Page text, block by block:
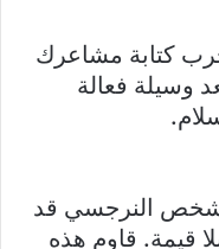
جرب كتابة مشاعرك
وسيلة فعالة
النرجسي قد
قيمة. قاوم هذه